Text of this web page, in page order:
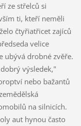
ze střelců si
ti, kteří neměli
čtyřiatřicet zajíců
velice
ubývá drobné zvěře.
výsledek,"
nebo bažantů
na silnicích.
aut hynou často